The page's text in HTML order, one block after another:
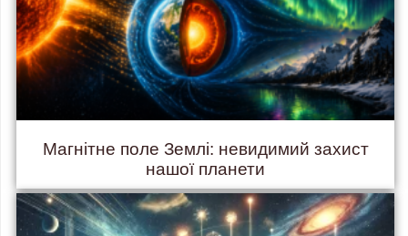
Магнітне поле Землі: невидимий захист
нашої планети